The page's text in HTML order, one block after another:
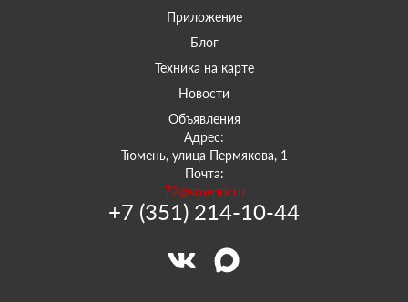
Приложение
Блог
Техника на карте
Новости
Объявления
Адрес:
Тюмень, улица Пермякова, 1
Почта:
72@sowork.ru
+7 (351) 214-10-44